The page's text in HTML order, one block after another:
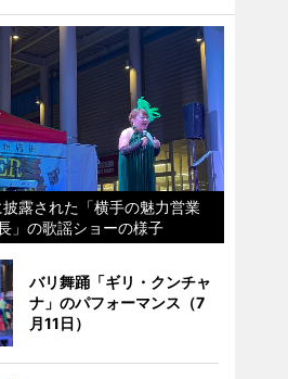
露された「横手の魅力営業
」の歌謡ショーの様子
バリ舞踊「ギリ・クンチャ
ナ」のパフォーマンス（7
月11日）